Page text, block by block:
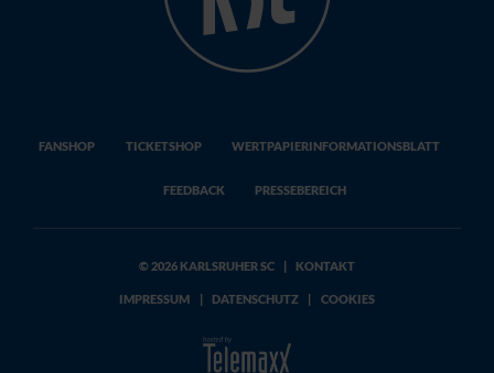
FANSHOP TICKETSHOP WERTPAPIERINFORMATIONSBLATT
FEEDBACK PRESSEBEREICH
© 2026 KARLSRUHER SC KONTAKT
IMPRESSUM | DATENSCHUTZ | COOKIES